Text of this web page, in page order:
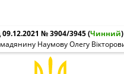
№ 3904/3945(Чинний)